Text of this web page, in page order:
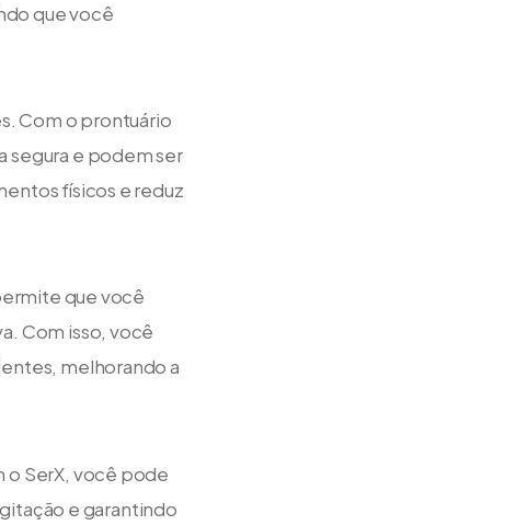
que você
Com o prontuário
segura e podem ser
físicos e reduz
que você
Com isso, você
melhorando a
o SerX, você pode
e garantindo